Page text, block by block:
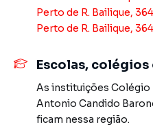
empreendimentos em
planta em Vila Formosa e
imóvel que mais combina
Negocie seu imóvel de
segurança e tranquilidade.
você consegue comprar ou
Perto de R. Bailique, 364
Perto de R. Bailique, 364
Escolas,
As instituições Colégio
Antonio Candido
ficam nessa região.